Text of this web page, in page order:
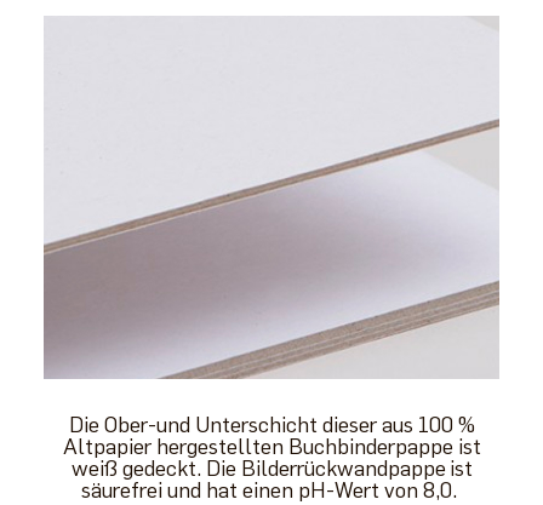
Die Ober-und Unterschicht dieser aus 100 %
Altpapier hergestellten Buchbinderpappe ist
weiß gedeckt. Die Bilderrückwandpappe ist
säurefrei und hat einen pH-Wert von 8,0.